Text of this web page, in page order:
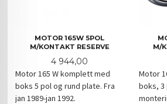
MOTOR 165W 5POL
M/KONTAKT RESERVE
Pris
4 944,00
Motor 165 W komplett med
boks 5 pol og rund plate. Fra
jan 1989-jan 1992.
M/
Motor
boks, 3